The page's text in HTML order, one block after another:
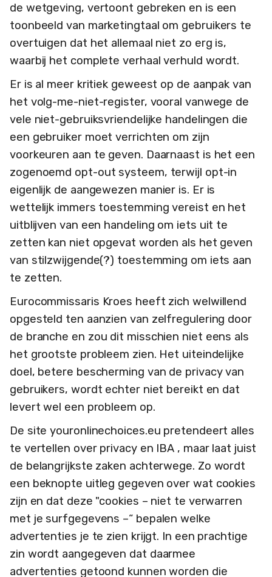
de wetgeving, vertoont gebreken en is een
toonbeeld van marketingtaal om gebruikers te
overtuigen dat het allemaal niet zo erg is,
waarbij het complete verhaal verhuld wordt.
Er is al meer kritiek geweest op de aanpak van
het volg-me-niet-register, vooral vanwege de
vele niet-gebruiksvriendelijke handelingen die
een gebruiker moet verrichten om zijn
voorkeuren aan te geven. Daarnaast is het een
zogenoemd opt-out systeem, terwijl opt-in
eigenlijk de aangewezen manier is. Er is
wettelijk immers toestemming vereist en het
uitblijven van een handeling om iets uit te
zetten kan niet opgevat worden als het geven
van stilzwijgende(?) toestemming om iets aan
te zetten.
Eurocommissaris Kroes heeft zich welwillend
opgesteld ten aanzien van zelfregulering door
de branche en zou dit misschien niet eens als
het grootste probleem zien. Het uiteindelijke
doel, betere bescherming van de privacy van
gebruikers, wordt echter niet bereikt en dat
levert wel een probleem op.
De site youronlinechoices.eu pretendeert alles
te vertellen over privacy en IBA , maar laat juist
de belangrijkste zaken achterwege. Zo wordt
een beknopte uitleg gegeven over wat cookies
zijn en dat deze "cookies – niet te verwarren
met je surfgegevens –“ bepalen welke
advertenties je te zien krijgt. In een prachtige
zin wordt aangegeven dat daarmee
advertenties getoond kunnen worden die